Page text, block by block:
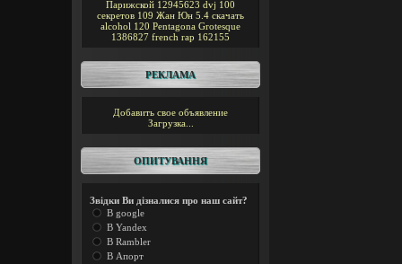
Парижской 12945623 dvj 100
секретов 109 Жан Юн 5.4 скачать
alcohol 120 Pentagona Grotesque
1386827 french rap 162155
РЕКЛАМА
Добавить свое объявление
Загрузка...
ОПИТУВАННЯ
Звідки Ви дізналися про наш сайт?
В google
В Yandex
В Rambler
В Апорт